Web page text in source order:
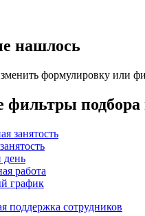
нашлось
формулировку или
подбора
занятость
работа
график
поддержка сотрудников